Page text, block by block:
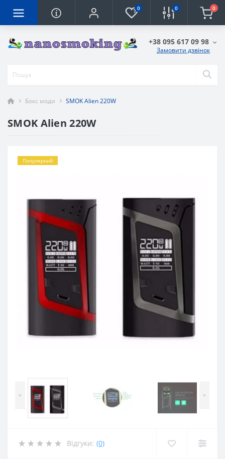
0 0 0
+38 095 617 09 98
Замовити дзвінок
Бокс моди SMOK Alien 220W
SMOK Alien 220W
Популярний
< >
Відгуки: (0)